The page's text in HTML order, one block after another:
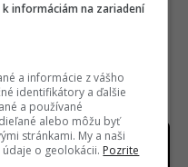
online aj s
sú všetky filmy
informáciám na zariadení
a informácie z vášho
identifikátory a ďalšie
a používané
alebo môžu byť
stránkami. My a naši
o geolokácii. Pozrite